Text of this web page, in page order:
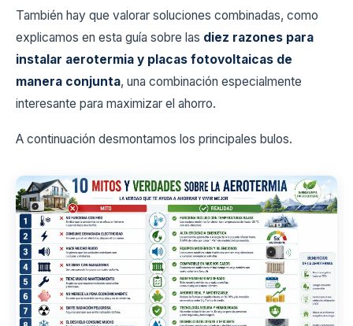
También hay que valorar soluciones combinadas, como
explicamos en esta guía sobre las diez razones para
instalar aerotermia y placas fotovoltaicas de
manera conjunta, una combinación especialmente
interesante para maximizar el ahorro.
A continuación desmontamos los principales bulos.